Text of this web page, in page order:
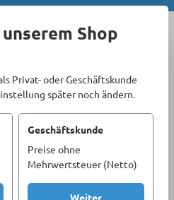
Shop
Privat- oder Geschäftskunde
später noch ändern.
Geschäftskunde
Preise ohne
Mehrwertsteuer (Netto)
Weiter
& Beschläge